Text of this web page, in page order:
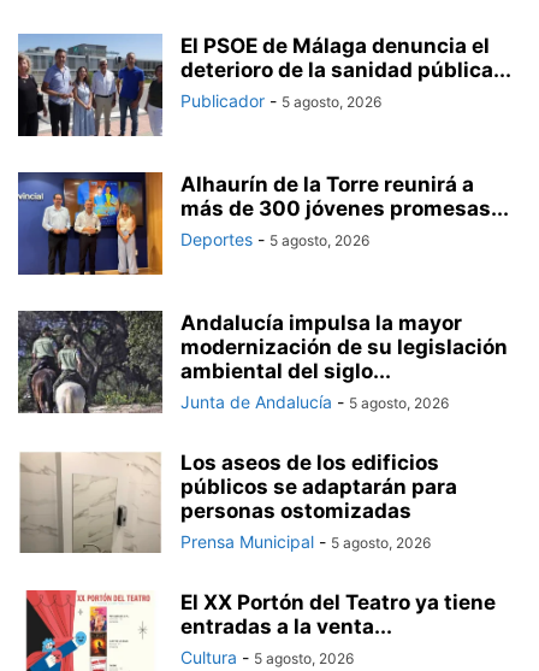
El PSOE de Málaga denuncia el
deterioro de la sanidad pública...
Publicador - 5 agosto, 2026
Alhaurín de la Torre reunirá a
más de 300 jóvenes promesas...
Deportes - 5 agosto, 2026
Andalucía impulsa la mayor
modernización de su legislación
ambiental del siglo...
Junta de Andalucía - 5 agosto, 2026
Los aseos de los edificios
públicos se adaptarán para
personas ostomizadas
Prensa Municipal - 5 agosto, 2026
El XX Portón del Teatro ya tiene
entradas a la venta...
Cultura - 5 agosto, 2026